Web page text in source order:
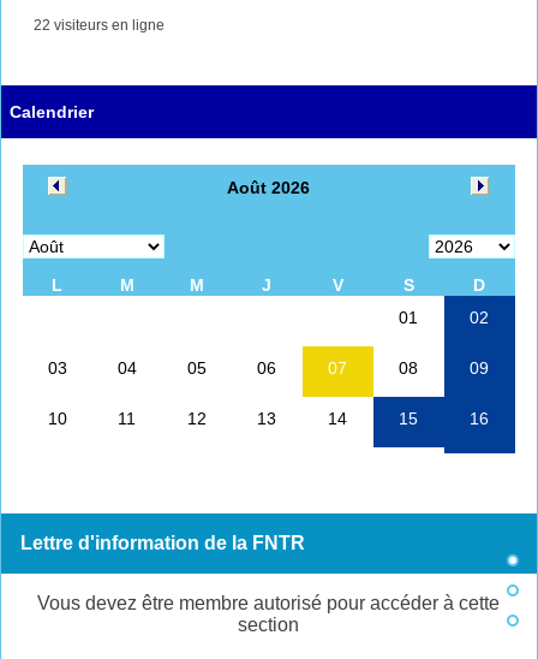
22 visiteurs en ligne
Calendrier
Lettre d'information de la FNTR
Vous devez être membre autorisé pour accéder à cette
section